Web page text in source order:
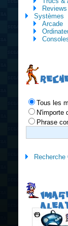
Reviews
Systèmes
Arcade
Tous les
N'importe
Phrase
Recherche